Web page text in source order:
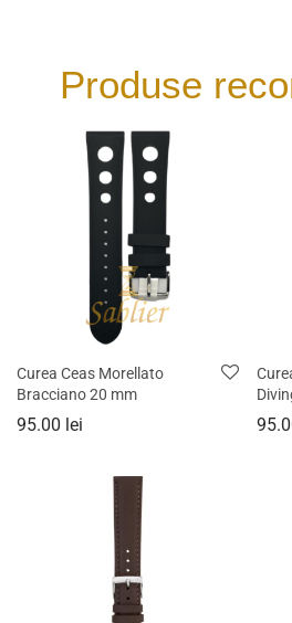
Produse
Curea Ceas Morellato
Bracciano 20 mm
95.00 lei